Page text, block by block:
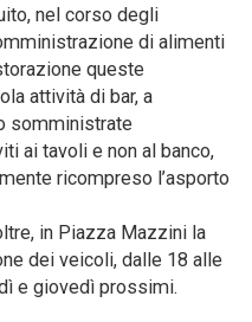
nel corso degli
di alimenti
queste
attività di bar, a
somministrate
ai tavoli e non al banco,
ricompreso l’asporto
in Piazza Mazzini la
dei veicoli, dalle 18 alle
e giovedì prossimi.